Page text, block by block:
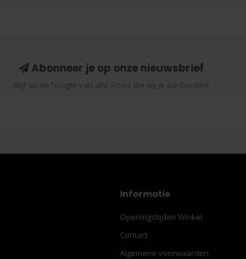
Abonneer je op onze nieuwsbrief
Blijf op de hoogte van alle acties die wij je aanbieden!
Informatie
Openingstijden Winkel
Contact
Algemene voorwaarden